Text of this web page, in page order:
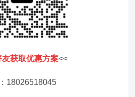
友获取优惠方案<<
18026518045